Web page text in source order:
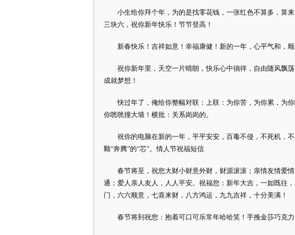
小生给你拜个年，为的是找零花钱，一张红色不算多，算
三块六，祝你新年快乐！节节登高！
新春快乐！吉祥如意！幸福康健！新的一年，心平气和，
祝你新年里，天空一片晴朗，快乐心中徜徉，自由随风飘
成就梦想！
快过年了，俺给你整幅对联：上联：为你苦，为你累，为
你咣咣撞大墙！横批：关系岗岗的。
祝你的电脑在新的一年，平平安安，百毒不侵，不死机，
颗“奔腾”的“芯”。情人节祝福短信
春节将至，祝您大财小财意外财，财源滚滚；亲情友情爱
通；爱人亲人友人，人人平安。祝福您：新年大吉，一如既往
门，六六顺意，七喜来财，八方鸿运，九九吉祥，十分美满！
春节将到祝您：抱着可口可乐常年哈哈笑！手挽金莎巧克